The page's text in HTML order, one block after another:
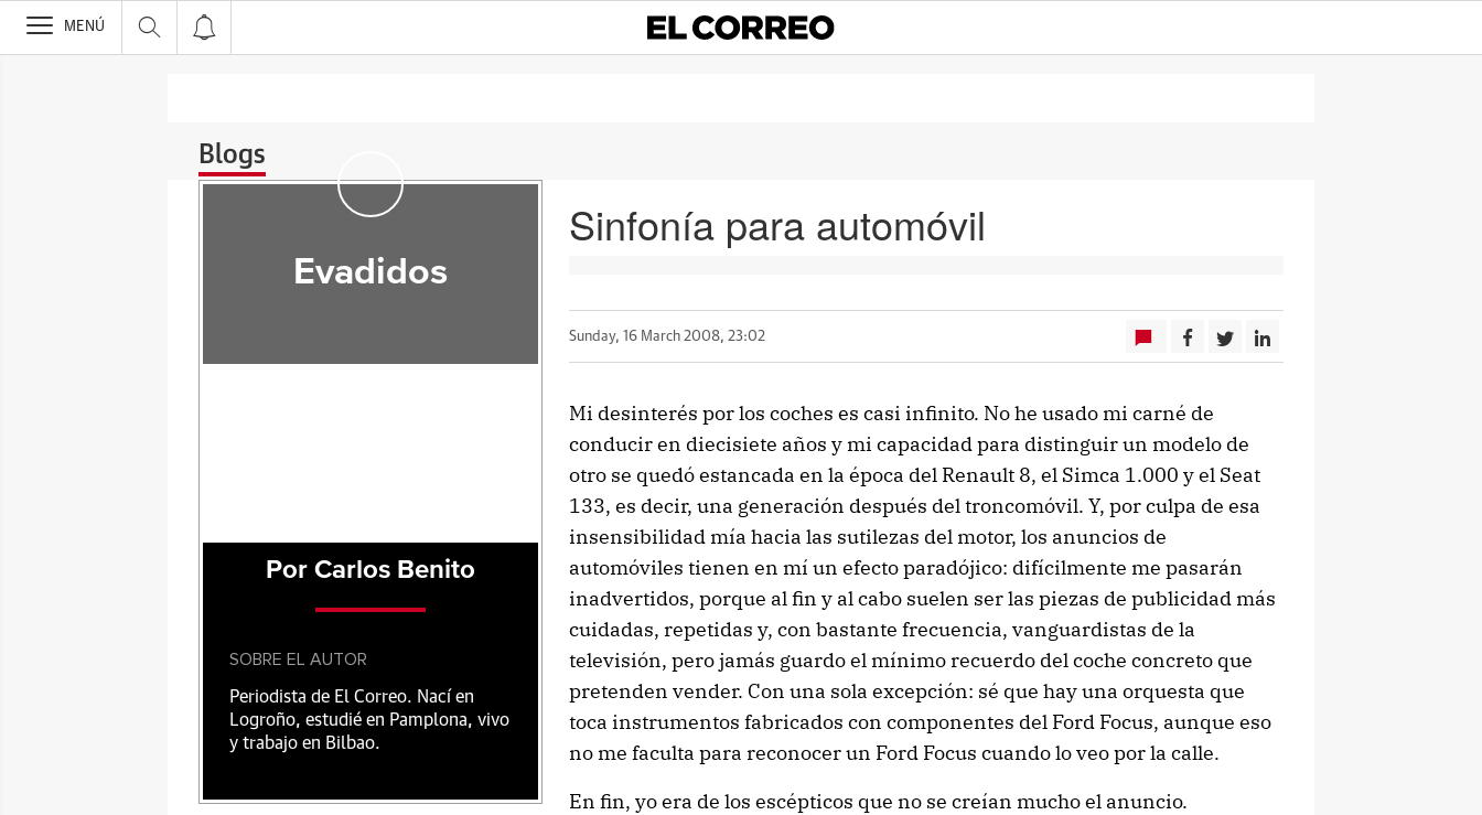
>
MENÚ
Blogs
Sinfonía para automóvil
Sunday, 16 March 2008, 23:02
Mi desinterés por los coches es casi infinito. No he usado mi carné de
conducir en diecisiete años y mi capacidad para distinguir un modelo de
otro se quedó estancada en la época del Renault 8, el Simca 1.000 y el Seat
133, es decir, una generación después del troncomóvil. Y, por culpa de esa
insensibilidad mía hacia las sutilezas del motor, los anuncios de
automóviles tienen en mí un efecto paradójico: difícilmente me pasarán
inadvertidos, porque al fin y al cabo suelen ser las piezas de publicidad más
cuidadas, repetidas y, con bastante frecuencia, vanguardistas de la
televisión, pero jamás guardo el mínimo recuerdo del coche concreto que
pretenden vender. Con una sola excepción: sé que hay una orquesta que
toca instrumentos fabricados con componentes del Ford Focus, aunque eso
no me faculta para reconocer un Ford Focus cuando lo veo por la calle.
En fin, yo era de los escépticos que no se creían mucho el anuncio.
Evadidos
Por Carlos Benito
SOBRE EL AUTOR
Periodista de El Correo. Nací en
Logroño, estudié en Pamplona, vivo
y trabajo en Bilbao.